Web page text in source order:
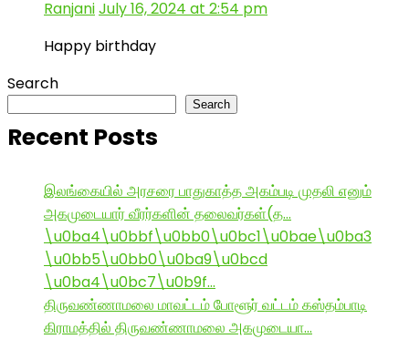
RanjaniJuly 16, 2024 at 2:54 pm
Happy birthday
Search
Search
Recent Posts
இலங்கையில் அரசரை பாதுகாத்த அகம்படி முதலி எனும்
அகமுடையார் வீரர்களின் தலைவர்கள்(த…
\u0ba4\u0bbf\u0bb0\u0bc1\u0bae\u0ba3
\u0bb5\u0bb0\u0ba9\u0bcd
\u0ba4\u0bc7\u0b9f…
திருவண்ணாமலை மாவட்டம் போளூர் வட்டம் கஸ்தம்பாடி
கிராமத்தில் திருவண்ணாமலை அகமுடையா…